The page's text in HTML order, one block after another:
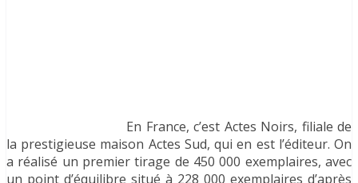
En France, c’est Actes Noirs, filiale de
la prestigieuse maison Actes Sud, qui en est l’éditeur. On
a réalisé un premier tirage de 450 000 exemplaires, avec
un point d’équilibre situé à 228 000 exemplaires d’après